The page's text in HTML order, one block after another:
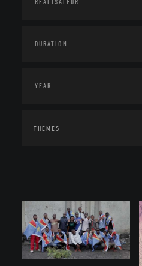
THEMES